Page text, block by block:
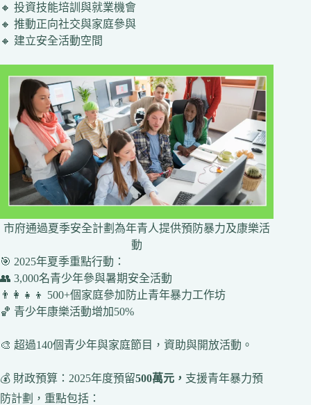
🔸 投資技能培訓與就業機會
🔸 推動正向社交與家庭參與
🔸 建立安全活動空間
市府通過夏季安全計劃為年青人提供預防暴力及康樂活
動
🎯 2025年夏季重點行動：
👥 3,000名青少年參與暑期安全活動
👨‍👩‍👧‍👦 500+個家庭參加防止青年暴力工作坊
🏀 青少年康樂活動增加50%
🎨 超過140個青少年與家庭節目，資助與開放活動。
💰 財政預算：2025年度預留500萬元， 支援青年暴力預
防計劃，重點包括：